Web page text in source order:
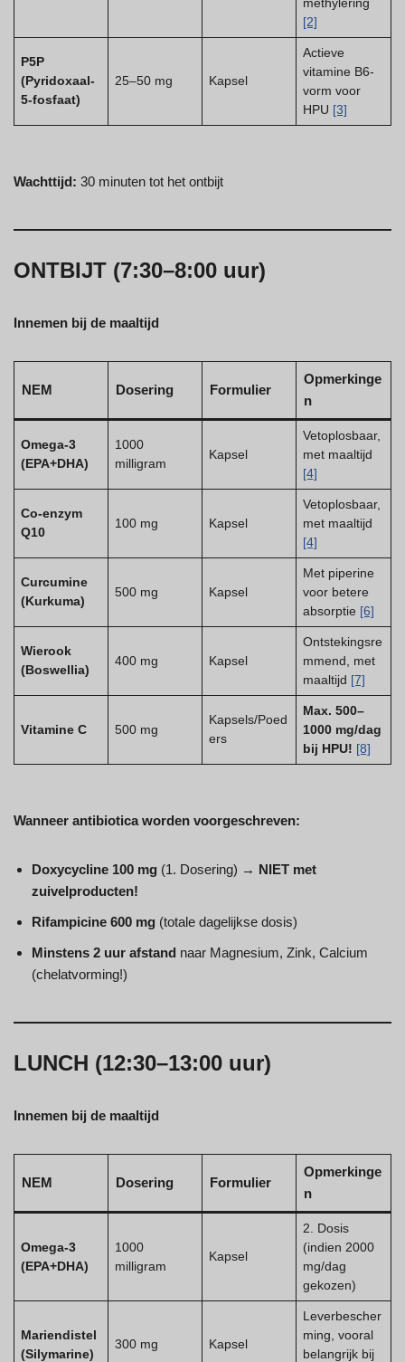
methylering
[2]
P5P
(Pyridoxaal-
5-fosfaat)
25–50 mg Kapsel
Actieve
vitamine B6-
vorm voor
HPU [3]
Wachttijd: 30 minuten tot het ontbijt
ONTBIJT (7:30–8:00 uur)
Innemen bij de maaltijd
NEM Dosering Formulier
Opmerkinge
n
Omega-3
(EPA+DHA)
1000
milligram
Kapsel
Vetoplosbaar,
met maaltijd
[4]
Co-enzym
Q10
100 mg Kapsel
Vetoplosbaar,
met maaltijd
[4]
Curcumine
(Kurkuma)
500 mg Kapsel
Met piperine
voor betere
absorptie [6]
Wierook
(Boswellia)
400 mg Kapsel
Ontstekingsre
mmend, met
maaltijd [7]
Vitamine C 500 mg
Kapsels/Poed
ers
Max. 500–
1000 mg/dag
bij HPU! [8]
Wanneer antibiotica worden voorgeschreven:
Doxycycline 100 mg (1. Dosering) → NIET met
zuivelproducten!
Rifampicine 600 mg (totale dagelijkse dosis)
Minstens 2 uur afstand naar Magnesium, Zink, Calcium
(chelatvorming!)
LUNCH (12:30–13:00 uur)
Innemen bij de maaltijd
NEM Dosering Formulier
Opmerkinge
n
Omega-3
(EPA+DHA)
1000
milligram
Kapsel
2. Dosis
(indien 2000
mg/dag
gekozen)
Mariendistel
(Silymarine)
300 mg Kapsel
Leverbescher
ming, vooral
belangrijk bij